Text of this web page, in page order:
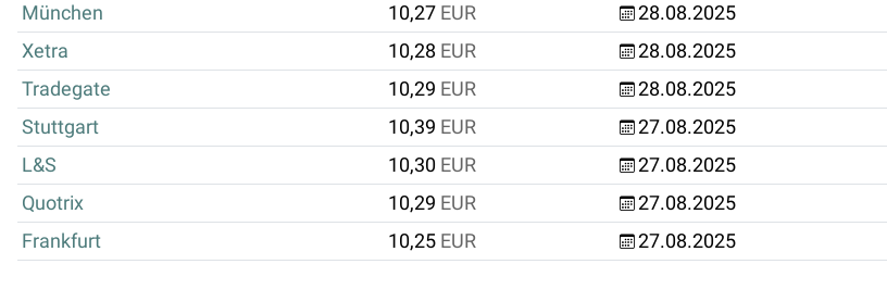
München
10,27 EUR
28.08.2025
Xetra
10,28 EUR
28.08.2025
Tradegate
10,29 EUR
28.08.2025
Stuttgart
10,39 EUR 27.08.2025
L&S
10,30 EUR
27.08.2025
Quotrix
10,29 EUR
27.08.2025
Frankfurt
10,25 EUR 27.08.2025